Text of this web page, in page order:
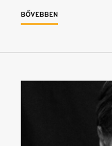
BŐVEBBEN